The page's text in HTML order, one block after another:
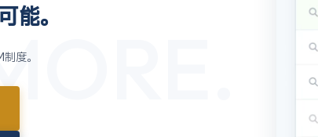
能。
度。